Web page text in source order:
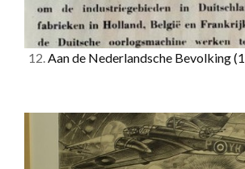
12.Aan de Nederlandsche Bevolking